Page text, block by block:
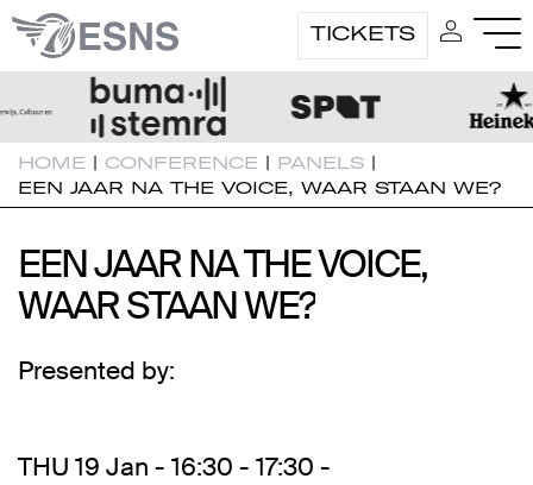
TICKETS
HOME | CONFERENCE | PANELS |
EEN JAAR NA THE VOICE, WAAR STAAN WE?
EEN JAAR NA THE VOICE,
EEN JAAR NA THE VOICE,
WAAR STAAN WE?
WAAR STAAN WE?
Presented by:
THU 19 Jan - 16:30 - 17:30 -